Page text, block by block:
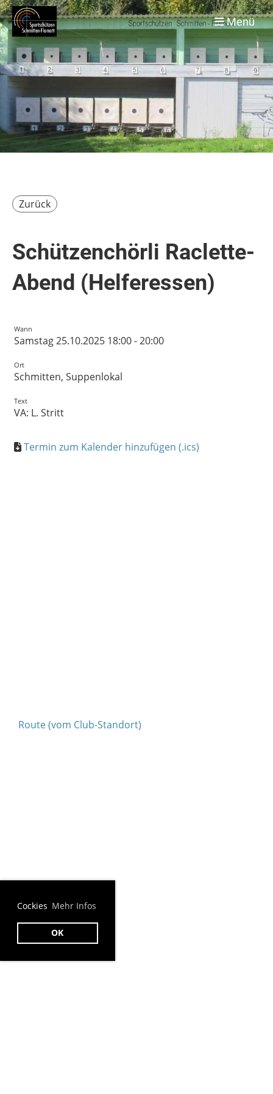
Cockies Mehr Infos
OK
Menü
Zurück
Schützenchörli Raclette-
Abend (Helferessen)
Wann
Samstag 25.10.2025 18:00 - 20:00
Ort
Schmitten, Suppenlokal
Text
VA: L. Stritt
Termin zum Kalender hinzufügen (.ics)
Route (vom Club-Standort)